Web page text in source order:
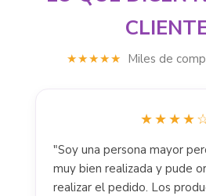
★★★★★ Miles de
"Soy una persona mayor
muy bien realizada y pude
realizar el pedido. Los